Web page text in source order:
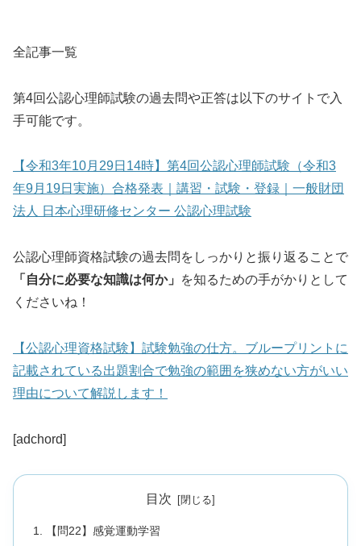
全記事一覧
第4回公認心理師試験の過去問や正答は以下のサイトで入
手可能です。
【令和3年10月29日14時】第4回公認心理師試験（令和3
年9月19日実施）合格発表｜講習・試験・登録｜一般財団
法人 日本心理研修センター 公認心理試験
公認心理師資格試験の過去問をしっかりと振り返ることで
「自分に必要な知識は何か」
を知るための手がかりとして
くださいね！
【公認心理資格試験】試験勉強の仕方。ブループリントに
記載されている出題割合で勉強の範囲を狭めない方がいい
理由について解説します！
[adchord]
目次
【問22】感覚運動学習